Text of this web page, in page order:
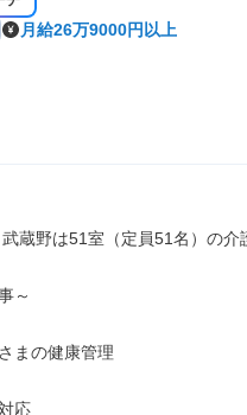
月給26万9000円以上
蔵野は51室（定員51名）の介
～
まの健康管理
応